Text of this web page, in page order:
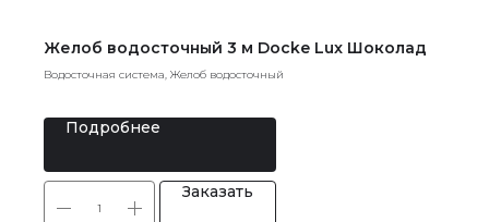
Желоб водосточный 3 м Docke Lux Шоколад
Водосточная система, Желоб водосточный
Подробнее
Заказать